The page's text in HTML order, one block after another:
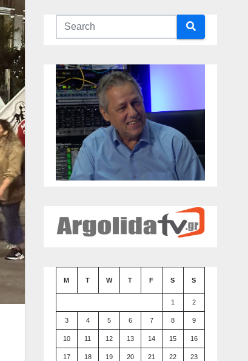
M T W T F S S
1 2
3 4 5 6 7 8 9
10 11 12 13 14 15 16
17 18 19 20 21 22 23